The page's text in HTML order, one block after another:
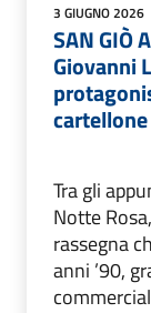
3 GIUGNO 2026
SAN GIÒ
Giovanni
Tra gli
Notte
rassegna
anni ’90,